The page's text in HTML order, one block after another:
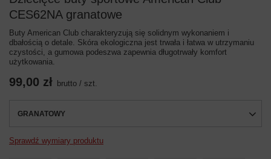
CES62NA granatowe
Buty American Club charakteryzują się solidnym wykonaniem i
dbałością o detale. Skóra ekologiczna jest trwała i łatwa w utrzymaniu
czystości, a gumowa podeszwa zapewnia długotrwały komfort
użytkowania.
99,00 zł brutto / szt.
GRANATOWY
Sprawdź wymiary produktu